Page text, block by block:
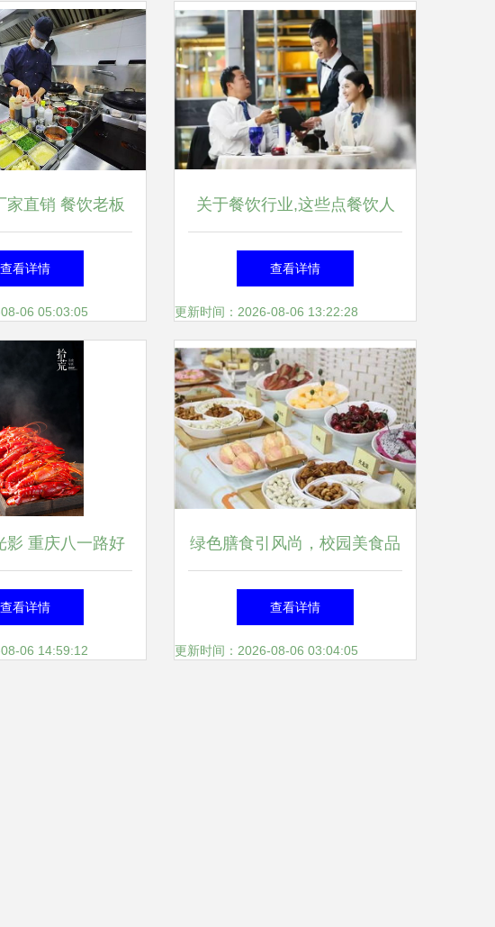
家直销 餐饮老板
么钟爱它？
查看详情
06 05:03:05
关于餐饮行业,这些点餐饮人
必须要清楚!
查看详情
更新时间：2026-08-06 13:22:28
影 重庆八一路好
与产品摄影艺术
查看详情
06 14:59:12
绿色膳食引风尚，校园美食品
鉴会获师生赞誉
查看详情
更新时间：2026-08-06 03:04:05